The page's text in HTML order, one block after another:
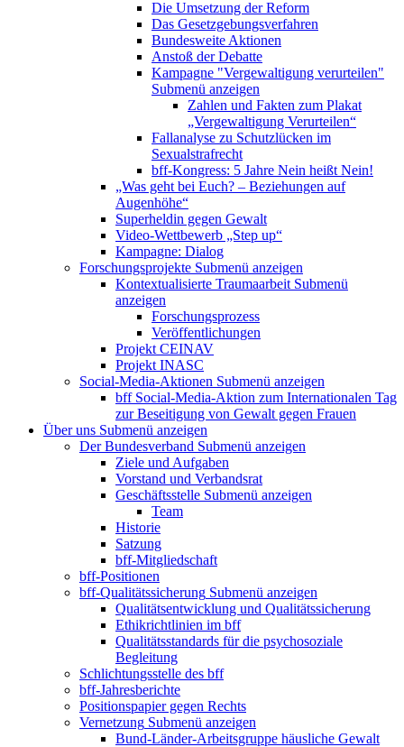
Die Umsetzung der Reform
Das Gesetzgebungsverfahren
Bundesweite Aktionen
Anstoß der Debatte
Kampagne "Vergewaltigung verurteilen"
Submenü anzeigen
Zahlen und Fakten zum Plakat
„Vergewaltigung Verurteilen“
Fallanalyse zu Schutzlücken im
Sexualstrafrecht
bff-Kongress: 5 Jahre Nein heißt Nein!
„Was geht bei Euch? – Beziehungen auf
Augenhöhe“
Superheldin gegen Gewalt
Video-Wettbewerb „Step up“
Kampagne: Dialog
Forschungsprojekte Submenü anzeigen
Kontextualisierte Traumaarbeit Submenü
anzeigen
Forschungsprozess
Veröffentlichungen
Projekt CEINAV
Projekt INASC
Social-Media-Aktionen Submenü anzeigen
bff Social-Media-Aktion zum Internationalen Tag
zur Beseitigung von Gewalt gegen Frauen
Über uns Submenü anzeigen
Der Bundesverband Submenü anzeigen
Ziele und Aufgaben
Vorstand und Verbandsrat
Geschäftsstelle Submenü anzeigen
Team
Historie
Satzung
bff-Mitgliedschaft
bff-Positionen
bff-Qualitätssicherung Submenü anzeigen
Qualitätsentwicklung und Qualitätssicherung
Ethikrichtlinien im bff
Qualitätsstandards für die psychosoziale
Begleitung
Schlichtungsstelle des bff
bff-Jahresberichte
Positionspapier gegen Rechts
Vernetzung Submenü anzeigen
Bund-Länder-Arbeitsgruppe häusliche Gewalt